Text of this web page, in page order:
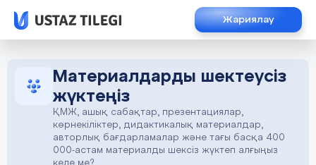
Жариялау
Материалдарды шектеусіз
жүктеңіз
ҚМЖ, ашық сабақтар, презентациялар,
көрнекіліктер, дидактикалық материалдар,
авторлық бағдарламалар және тағы басқа 400
000-астам материалды шексіз жүктеп алғыңыз